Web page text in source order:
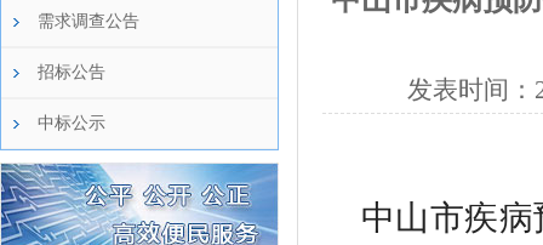
需求调查公告
招标公告
中标公示
发表时间：
中山市疾